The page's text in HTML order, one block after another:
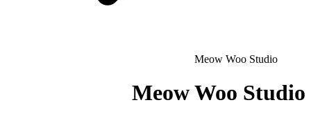
Meow Woo Studio
Meow Woo Studio